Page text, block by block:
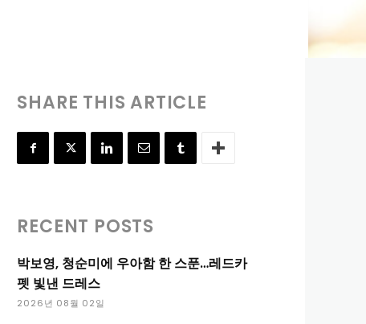
SHARE THIS ARTICLE
RECENT POSTS
박보영, 청순미에 우아함 한 스푼…레드카
펫 빛낸 드레스
2026년 08월 02일